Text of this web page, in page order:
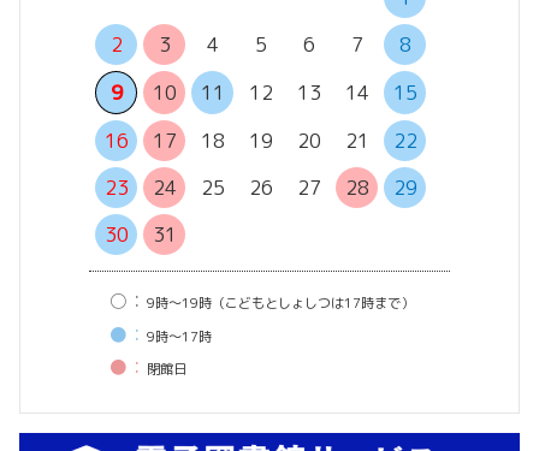
2
3 4 5 6 7
8
9
10 11 12 13 14
15
16
17 18 19 20 21
22
23
24 25 26 27 28
29
30
31
○： 9時〜19時（こどもとしょしつは17時まで）
●： 9時〜17時
●： 閉館⽇